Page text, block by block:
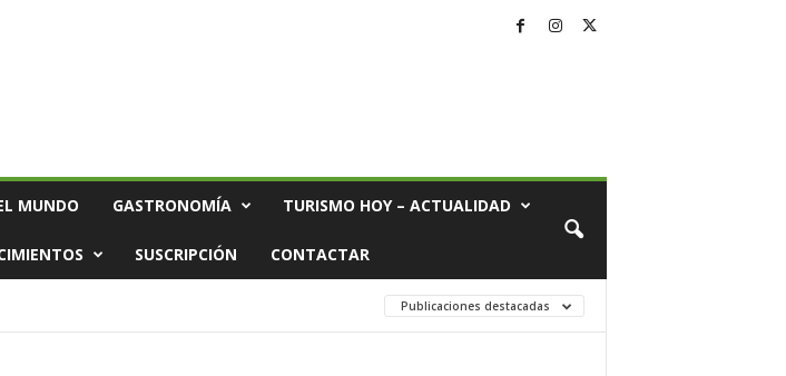
MUNDO GASTRONOMÍA TURISMO HOY – ACTUALIDAD
SUSCRIPCIÓN CONTACTAR
Publicaciones destacadas